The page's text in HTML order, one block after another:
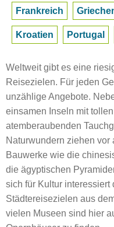
Frankreich
Kroatien Portugal
Weltweit gibt es eine
Reisezielen. Für jeden
unzählige Angebote.
einsamen Inseln mit
atemberaubenden
Naturwundern ziehen
Bauwerke wie die
die ägyptischen
sich für Kultur interessiert
Städtereisezielen aus
vielen Museen sind hier